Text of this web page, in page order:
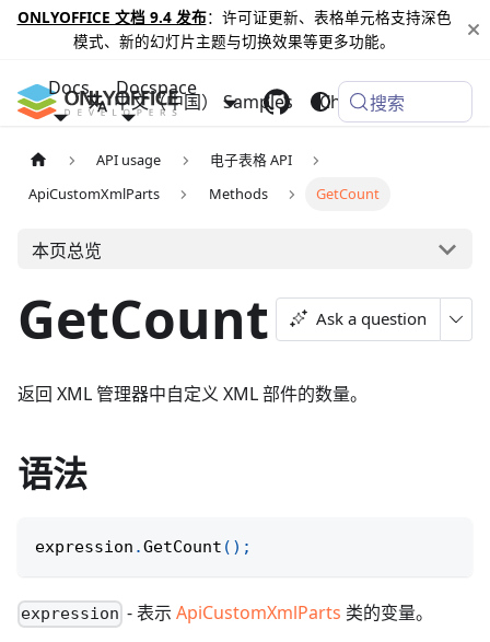
ONLYOFFICE 文档 9.4 发布：许可证更新、表格单元格支持深色
模式、新的幻灯片主题与切换效果等更多功能。
Docs Docspace
Samples Changelog
中文（中国） 搜索
API usage
电子表格 API
ApiCustomXmlParts
Methods GetCount
本页总览
GetCount Ask a question
返回 XML 管理器中自定义 XML 部件的数量。
语法
expression .GetCount ( ) ;
expression - 表示ApiCustomXmlParts 类的变量。